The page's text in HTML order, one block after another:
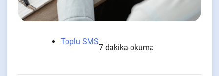
Toplu SMS
7 dakika okuma